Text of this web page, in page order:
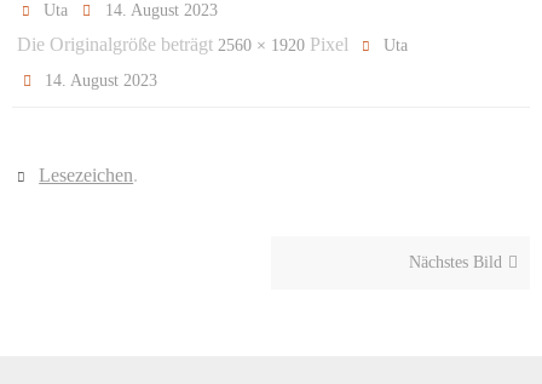
Uta 14. August 2023
Die Originalgröße beträgt 2560 × 1920 Pixel
Uta
14. August 2023
Lesezeichen.
Nächstes Bild